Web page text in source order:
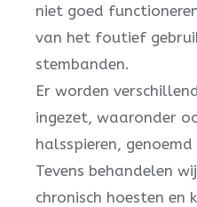
niet goed
van het foutief
stembanden.
Er worden
ingezet, waaronder
halsspieren,
Tevens behandelen
chronisch hoesten en